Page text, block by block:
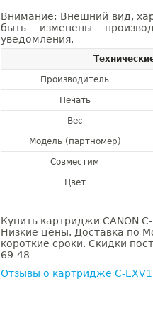
Внимание: Внешний вид,
быть изменены
уведомления.
Производитель
Печать
Вес
Модель (партномер)
Совместим
Цвет
Купить картриджи CANON
Низкие цены. Доставка по
короткие сроки. Скидки
69-48
Отзывы о картридже C-EXV1